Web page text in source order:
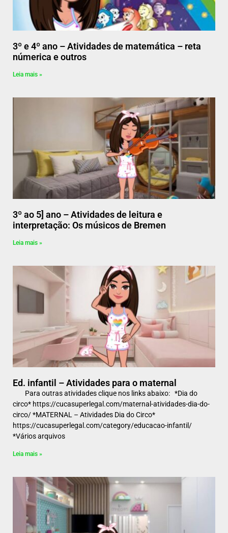
3º e 4º ano – Atividades de matemática – reta
númerica e outros
Leia mais »
3º ao 5] ano – Atividades de leitura e
interpretação: Os músicos de Bremen
Leia mais »
Ed. infantil – Atividades para o maternal
Para outras atividades clique nos links abaixo: *Dia do
circo* https://cucasuperlegal.com/maternal-atividades-dia-do-
circo/ *MATERNAL – Atividades Dia do Circo*
https://cucasuperlegal.com/category/educacao-infantil/
*Vários arquivos
Leia mais »